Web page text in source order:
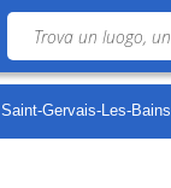
Saint-Gervais-Les-Bains